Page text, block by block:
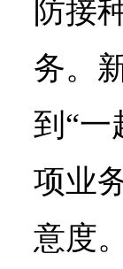
防接
务。
到“
项业
意度。